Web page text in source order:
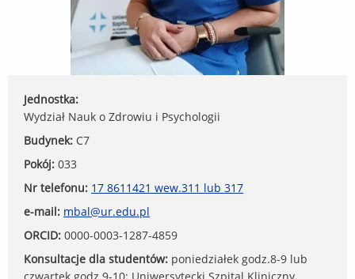
Jednostka:
Wydział Nauk o Zdrowiu i Psychologii
Budynek: C7
Pokój: 033
Nr telefonu: 17 8611421 wew.311 lub 317
e-mail: mbal@ur.edu.pl
ORCID: 0000-0003-1287-4859
Konsultacje dla studentów: poniedziałek godz.8-9 lub